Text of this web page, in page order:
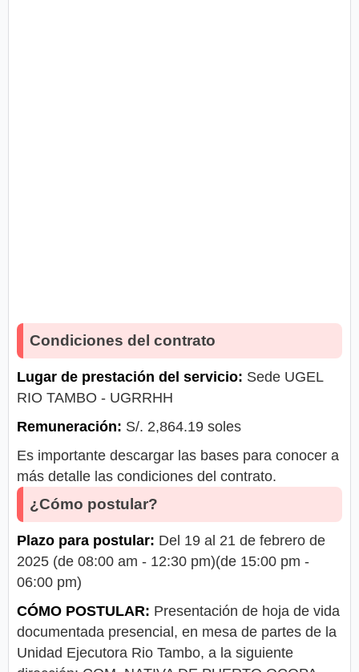
Condiciones del contrato
Lugar de prestación del servicio: Sede UGEL
RIO TAMBO - UGRRHH
Remuneración: S/. 2,864.19 soles
Es importante descargar las bases para conocer a
más detalle las condiciones del contrato.
¿Cómo postular?
Plazo para postular: Del 19 al 21 de febrero de
2025 (de 08:00 am - 12:30 pm)(de 15:00 pm -
06:00 pm)
CÓMO POSTULAR: Presentación de hoja de vida
documentada presencial, en mesa de partes de la
Unidad Ejecutora Rio Tambo, a la siguiente